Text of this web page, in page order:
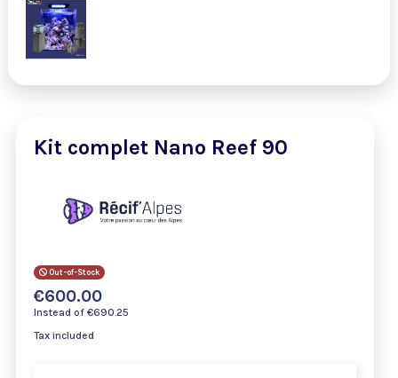
Kit complet Nano Reef 90
Out-of-Stock
€600.00
Instead of €690.25
Tax included